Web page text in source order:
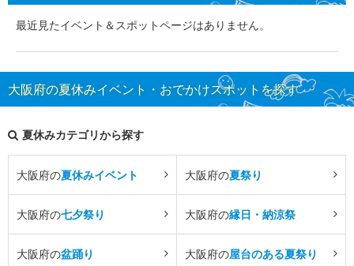
最近見たイベント＆スポットページはありません。
大阪府の夏休みイベント・おでかけスポットを探す
夏休みカテゴリから探す
大阪府の夏休みイベント 大阪府の夏祭り
大阪府の七夕祭り 大阪府の縁日・納涼祭
大阪府の盆踊り 大阪府の屋台のある夏祭り